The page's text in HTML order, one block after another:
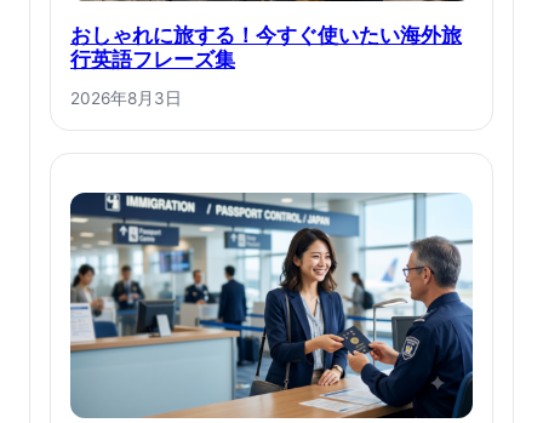
おしゃれに旅する！今すぐ使いたい海外旅
行英語フレーズ集
2026年8月3日